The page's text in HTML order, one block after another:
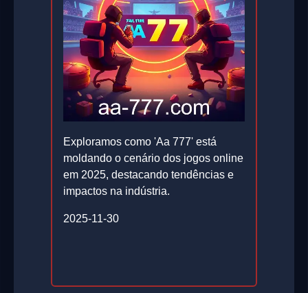
Exploramos como 'Aa 777' está
moldando o cenário dos jogos online
em 2025, destacando tendências e
impactos na indústria.
2025-11-30